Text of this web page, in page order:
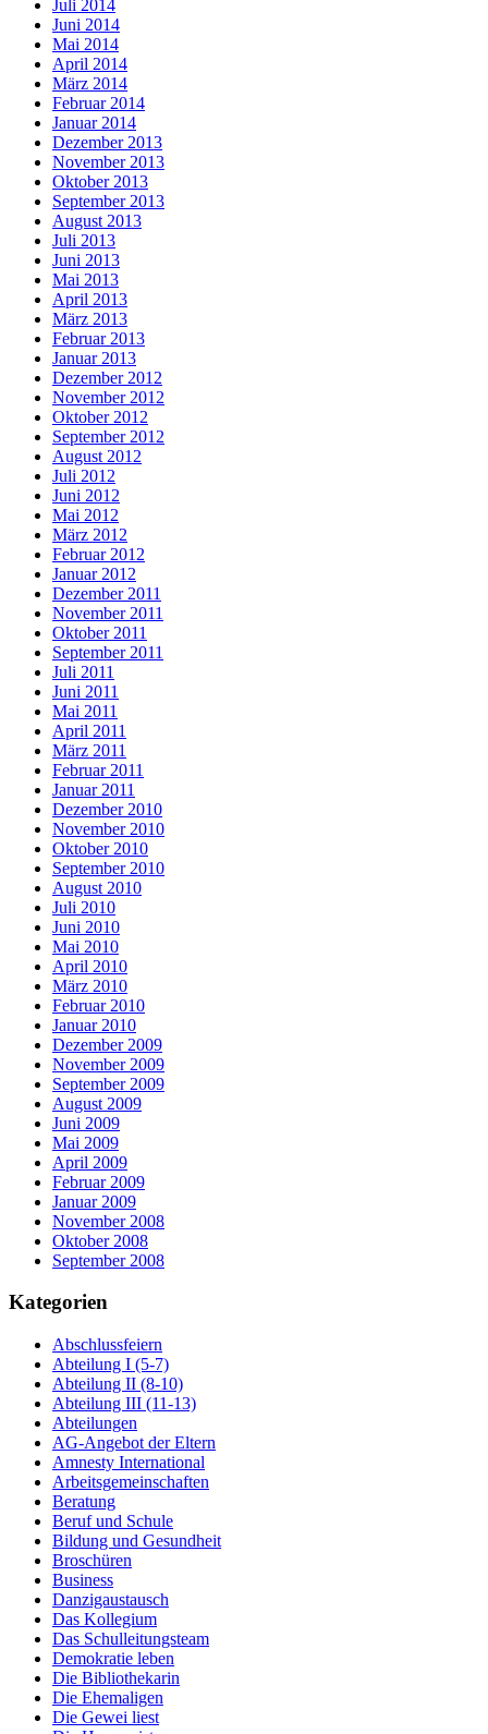
Juli 2014
Juni 2014
Mai 2014
April 2014
März 2014
Februar 2014
Januar 2014
Dezember 2013
November 2013
Oktober 2013
September 2013
August 2013
Juli 2013
Juni 2013
Mai 2013
April 2013
März 2013
Februar 2013
Januar 2013
Dezember 2012
November 2012
Oktober 2012
September 2012
August 2012
Juli 2012
Juni 2012
Mai 2012
März 2012
Februar 2012
Januar 2012
Dezember 2011
November 2011
Oktober 2011
September 2011
Juli 2011
Juni 2011
Mai 2011
April 2011
März 2011
Februar 2011
Januar 2011
Dezember 2010
November 2010
Oktober 2010
September 2010
August 2010
Juli 2010
Juni 2010
Mai 2010
April 2010
März 2010
Februar 2010
Januar 2010
Dezember 2009
November 2009
September 2009
August 2009
Juni 2009
Mai 2009
April 2009
Februar 2009
Januar 2009
November 2008
Oktober 2008
September 2008
Kategorien
Abschlussfeiern
Abteilung I (5-7)
Abteilung II (8-10)
Abteilung III (11-13)
Abteilungen
AG-Angebot der Eltern
Amnesty International
Arbeitsgemeinschaften
Beratung
Beruf und Schule
Bildung und Gesundheit
Broschüren
Business
Danzigaustausch
Das Kollegium
Das Schulleitungsteam
Demokratie leben
Die Bibliothekarin
Die Ehemaligen
Die Gewei liest